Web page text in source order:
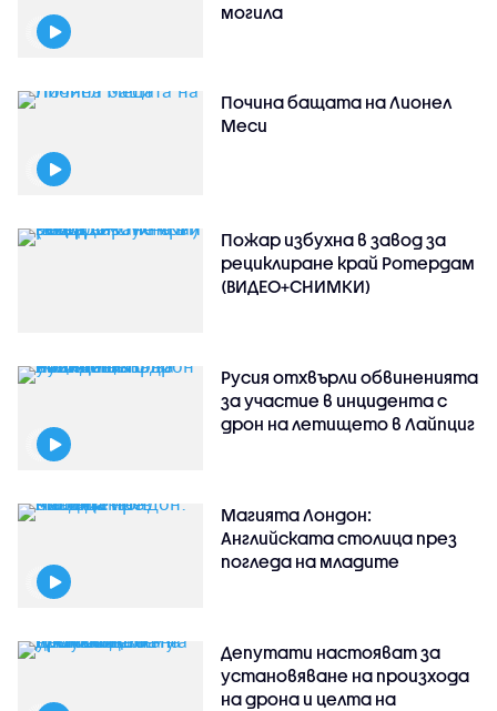
могила
Почина бащата на Лионел
Меси
Пожар избухна в завод за
рециклиране край Ротердам
(ВИДЕО+СНИМКИ)
Русия отхвърли обвиненията
за участие в инцидента с
дрон на летището в Лайпциг
Магията Лондон:
Английската столица през
погледа на младите
Депутати настояват за
установяване на произхода
на дрона и целта на